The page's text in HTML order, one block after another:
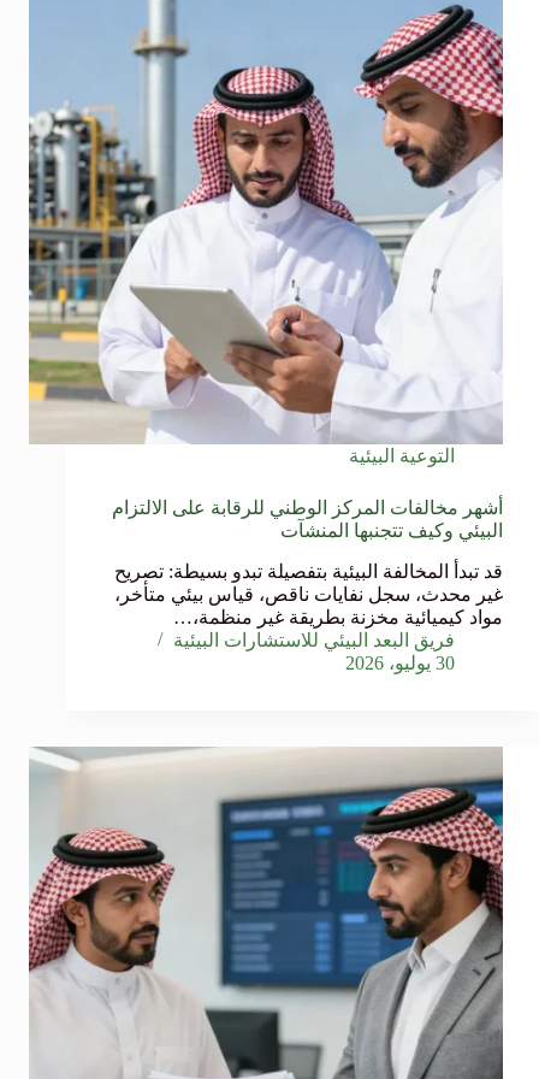
التوعية البيئية
أشهر مخالفات المركز الوطني للرقابة على الالتزام
البيئي وكيف تتجنبها المنشآت
قد تبدأ المخالفة البيئية بتفصيلة تبدو بسيطة: تصريح
غير محدث، سجل نفايات ناقص، قياس بيئي متأخر،
مواد كيميائية مخزنة بطريقة غير منظمة،…
فريق البعد البيئي للاستشارات البيئية
30 يوليو، 2026